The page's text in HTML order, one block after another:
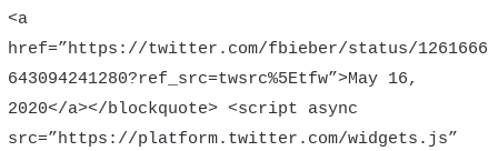
<a
href=”https://twitter.com/fbieber/status/1261666
643094241280?ref_src=twsrc%5Etfw”>May 16,
2020</a></blockquote> <script async
src=”https://platform.twitter.com/widgets.js”